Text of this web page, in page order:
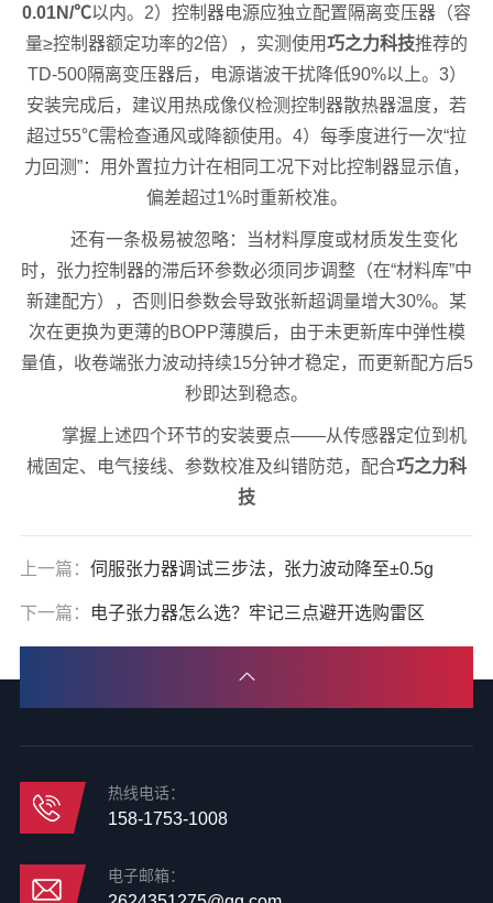
0.01N/℃以内。2）控制器电源应独立配置隔离变压器（容
量≥控制器额定功率的2倍），实测使用巧之力科技推荐的
TD-500隔离变压器后，电源谐波干扰降低90%以上。3）
安装完成后，建议用热成像仪检测控制器散热器温度，若
超过55℃需检查通风或降额使用。4）每季度进行一次“拉
力回测”：用外置拉力计在相同工况下对比控制器显示值，
偏差超过1%时重新校准。
还有一条极易被忽略：当材料厚度或材质发生变化
时，张力控制器的滞后环参数必须同步调整（在“材料库”中
新建配方），否则旧参数会导致张新超调量增大30%。某
次在更换为更薄的BOPP薄膜后，由于未更新库中弹性模
量值，收卷端张力波动持续15分钟才稳定，而更新配方后5
秒即达到稳态。
掌握上述四个环节的安装要点——从传感器定位到机
械固定、电气接线、参数校准及纠错防范，配合巧之力科
技
上一篇： 伺服张力器调试三步法，张力波动降至±0.5g
下一篇： 电子张力器怎么选？牢记三点避开选购雷区
热线电话：
158-1753-1008
电子邮箱：